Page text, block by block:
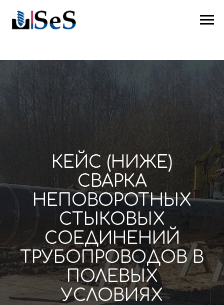
КЕЙС (НИЖЕ)
СВАРКА
НЕПОВОРОТНЫХ
СТЫКОВЫХ
СОЕДИНЕНИЙ
ТРУБОПРОВОДОВ В
ПОЛЕВЫХ
УСЛОВИЯХ